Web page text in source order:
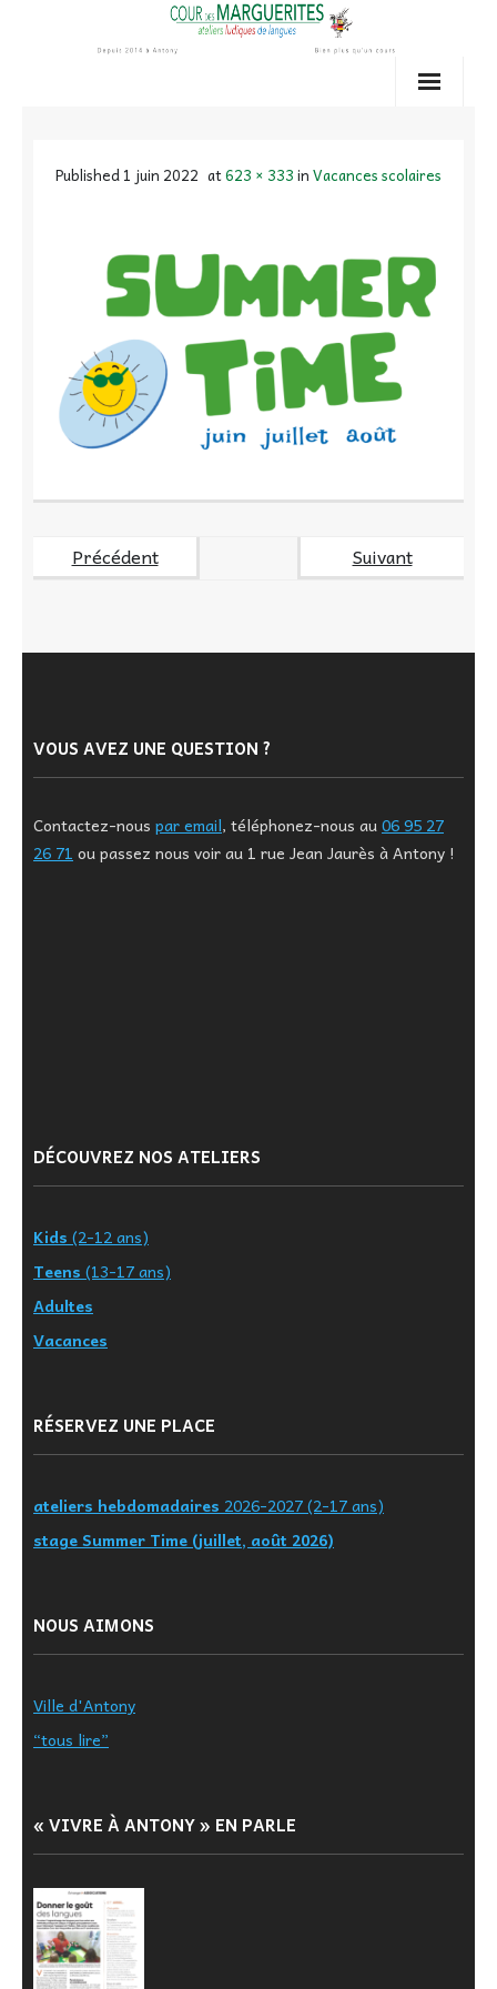
Published1 juin 2022 at623 × 333inVacances scolaires
Précédent Suivant
VOUS AVEZ UNE QUESTION ?
Contactez-nous par email, téléphonez-nous au06 95 27
26 71 ou passez nous voir au 1 rue Jean Jaurès à Antony !
DÉCOUVREZ NOS ATELIERS
Kids (2-12 ans)
Teens (13-17 ans)
Adultes
Vacances
RÉSERVEZ UNE PLACE
ateliers hebdomadaires 2026-2027 (2-17 ans)
stage Summer Time (juillet, août 2026)
NOUS AIMONS
Ville d'Antony
“tous lire”
« VIVRE À ANTONY » EN PARLE